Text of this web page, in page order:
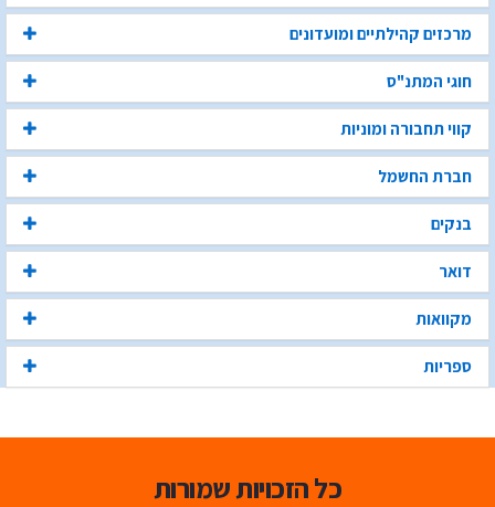
מרכזים קהילתיים ומועדונים
חוגי המתנ"ס
קווי תחבורה ומוניות
חברת החשמל
בנקים
דואר
מקוואות
ספריות
כל הזכויות שמורות